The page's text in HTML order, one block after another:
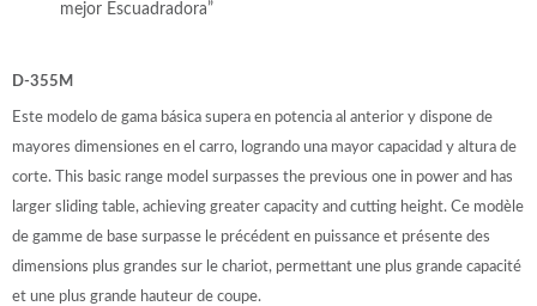
mejor Escuadradora”
D-355M
Este modelo de gama básica supera en potencia al anterior y dispone de
mayores dimensiones en el carro, logrando una mayor capacidad y altura de
corte. This basic range model surpasses the previous one in power and has
larger sliding table, achieving greater capacity and cutting height. Ce modèle
de gamme de base surpasse le précédent en puissance et présente des
dimensions plus grandes sur le chariot, permettant une plus grande capacité
et une plus grande hauteur de coupe.